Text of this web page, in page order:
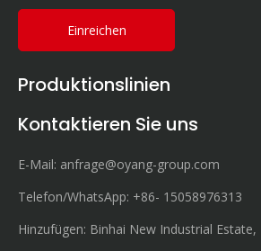
Einreichen
Produktionslinien
Kontaktieren Sie uns
E-Mail: anfrage@oyang-group.com
Telefon/WhatsApp: +86- 15058976313
Hinzufügen: Binhai New Industrial